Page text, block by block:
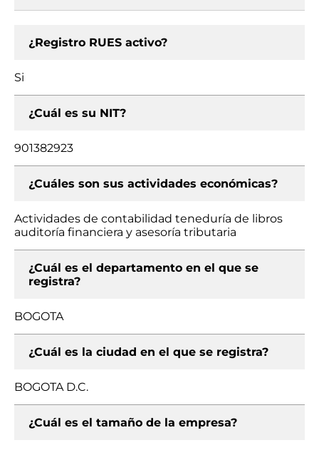
¿Registro RUES activo?
Si
¿Cuál es su NIT?
901382923
¿Cuáles son sus actividades económicas?
Actividades de contabilidad teneduría de libros
auditoría financiera y asesoría tributaria
¿Cuál es el departamento en el que se
registra?
BOGOTA
¿Cuál es la ciudad en el que se registra?
BOGOTA D.C.
¿Cuál es el tamaño de la empresa?